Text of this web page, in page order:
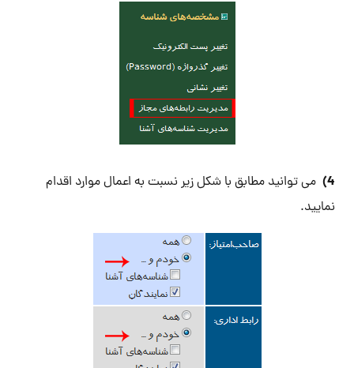
4) می توانید مطابق با شکل زیر نسبت به اعمال موارد اقدام
نمایید.